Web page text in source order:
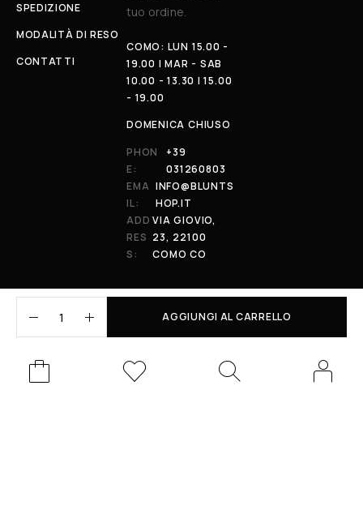
AGGIUNGI AL CARRELLO
SPEDIZIONE
MODALITÀ DI RESO
CONTATTI
tuo ordine.
COMO: LUN 15.00 -
19.00 | MAR - SAB
10.00 - 13.30 | 15.00
- 19.00
DOMENICA CHIUSO
PHON
E:
+39
031260803
EMA
IL:
INFO@BLUNTS
HOP.IT
ADD
RES
S:
VIA GIOVIO,
23, 22100
COMO CO
01848590038